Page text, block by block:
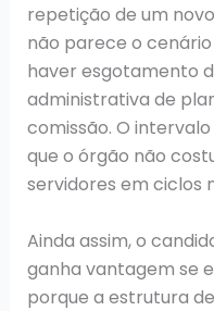
repetição de um
não parece o
haver esgotamento
administrativa de
comissão. O
que o órgão não
servidores em ciclos
Ainda assim, o
ganha vantagem se
porque a estrutura